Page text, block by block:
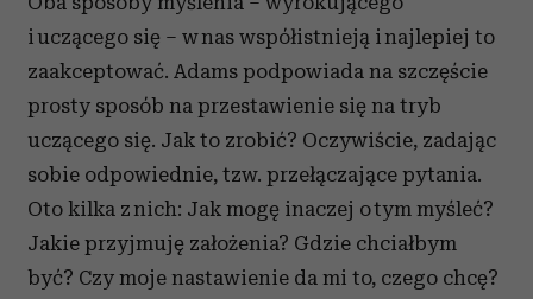
i uczącego się – w nas współistnieją i najlepiej to
zaakceptować. Adams podpowiada na szczęście
prosty sposób na przestawienie się na tryb
uczącego się. Jak to zrobić? Oczywiście, zadając
sobie odpowiednie, tzw. przełączające pytania.
Oto kilka z nich: Jak mogę inaczej o tym myśleć?
Jakie przyjmuję założenia? Gdzie chciałbym
być? Czy moje nastawienie da mi to, czego chcę?